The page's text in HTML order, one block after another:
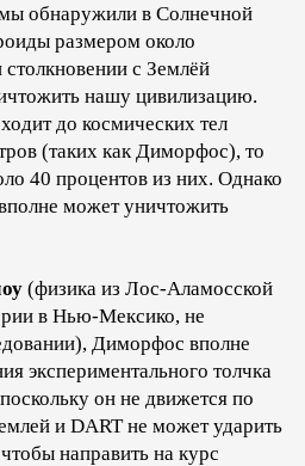
обнаружили в Солнечной
размером около
с Землёй
нашу цивилизацию.
до космических тел
(таких как Диморфос), то
40 процентов из них. Однако
может уничтожить
(физика из Лос-Аламосской
в Нью-Мексико, не
Диморфос вполне
экспериментального толчка
он не движется по
и DART не может ударить
направить на курс